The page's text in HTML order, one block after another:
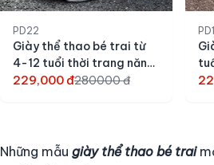
PD22
Giày thể thao bé trai từ
4-12 tuổi thời trang năng
động
229,000 đ280000 đ
Những mẫu giày thể thao bé trai